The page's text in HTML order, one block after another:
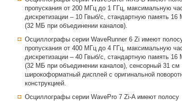
пропускания от 200 МГц до 1 ГГц, максимальную
дискретизации – 10 Гвыб/с, стандартную память 16
(32 МБ при объединении каналов).
Осциллографы серии WaveRunner 6 Zi имеют
пропускания от 400 МГц до 4 ГГц, максимальную
дискретизации – 40 Гвыб/с, стандартную память 16
(32 МБ при объединении каналов), сенсорный 31 см
широкоформатный дисплей с оригинальной
конструкцией.
Осциллографы серии WavePro 7 Zi-A имеют полосу